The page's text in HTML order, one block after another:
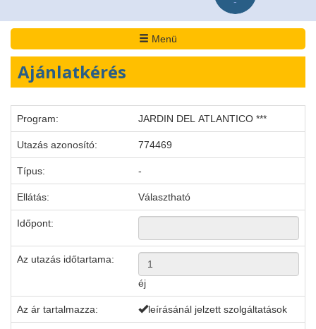
Menü
Ajánlatkérés
Program: JARDIN DEL ATLANTICO ***
Utazás azonosító: 774469
Típus: -
Ellátás: Választható
Időpont:
Az utazás időtartama:
éj
Az ár tartalmazza: leírásánál jelzett szolgáltatások